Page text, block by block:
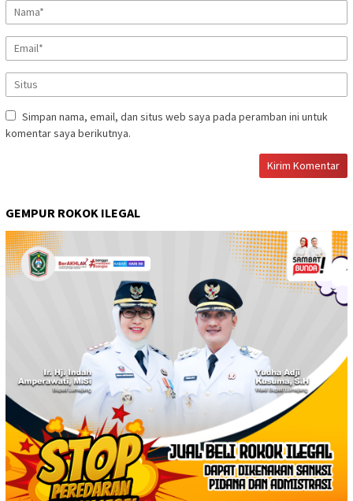
Simpan nama, email, dan situs web saya pada peramban ini untuk
komentar saya berikutnya.
GEMPUR ROKOK ILEGAL